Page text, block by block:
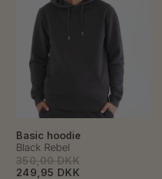
Basic hoodie
350,00 DKK
249,95 DKK
Black Rebel